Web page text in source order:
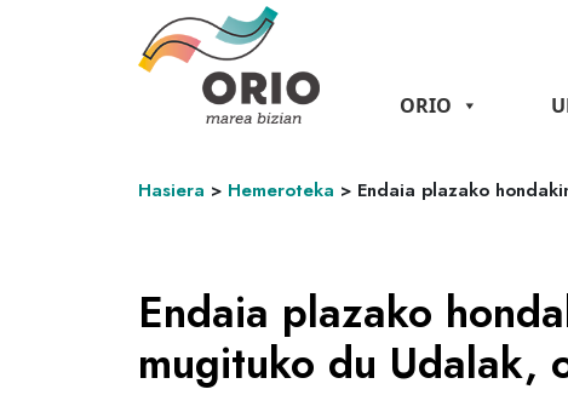
ORIO
Hasiera > Hemeroteka > Endaia plazako
Endaia plazako
mugituko du Udalak,